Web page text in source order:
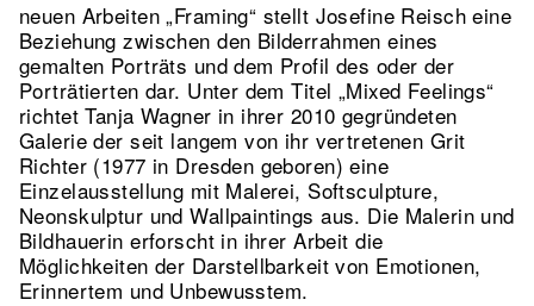
neuen Arbeiten „Framing“ stellt Josefine Reisch eine
Beziehung zwischen den Bilderrahmen eines
gemalten Porträts und dem Profil des oder der
Porträtierten dar. Unter dem Titel „Mixed Feelings“
richtet Tanja Wagner in ihrer 2010 gegründeten
Galerie der seit langem von ihr vertretenen Grit
Richter (1977 in Dresden geboren) eine
Einzelausstellung mit Malerei, Softsculpture,
Neonskulptur und Wallpaintings aus. Die Malerin und
Bildhauerin erforscht in ihrer Arbeit die
Möglichkeiten der Darstellbarkeit von Emotionen,
Erinnertem und Unbewuss­tem.